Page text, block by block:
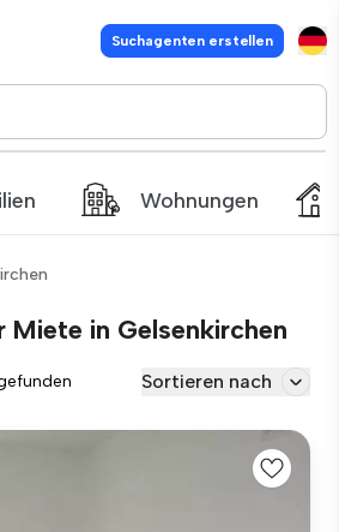
Suchagenten erstellen
Wohnungen
Miete in Gelsenkirchen
Sortieren nach